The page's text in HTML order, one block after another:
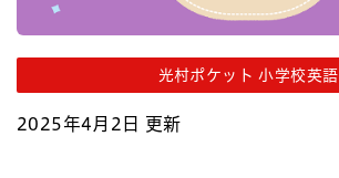
光村ポケット 小学校英語
2025年4月2日 更新